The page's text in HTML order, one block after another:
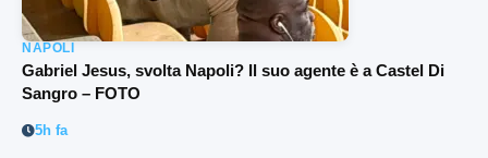
NAPOLI
Gabriel Jesus, svolta Napoli? Il suo agente è a Castel Di
Sangro – FOTO
5h fa